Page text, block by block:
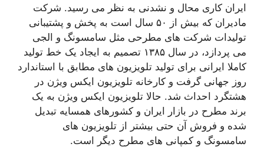
ایران کاری محال و نشدنی به نظر می رسید. شرکت
مادیران که بیش از ۵۰ سال است به پخش و پشتیبانی
تولیدات شرکت های مطرحی مثل سامسونگ و الجی
می پردازد، در سال ۱۳۸۵ تصمیم به ایجاد یک خط تولید
کاملا ایرانی برای تولید تلویزیون های مطابق با استاندارد
روز جهانی گرفت و کارخانه تلویزیون ایکس ویژن در
هشتگرد احداث شد. حالا تلویزیون ایکس ویژن به یک
برند مطرح در بازار ایران و کشورهای همسایه تبدیل
شده و فروش آن حتی بیشتر از تلویزیون های
سامسونگ و کمپانی های مطرح دیگر است.